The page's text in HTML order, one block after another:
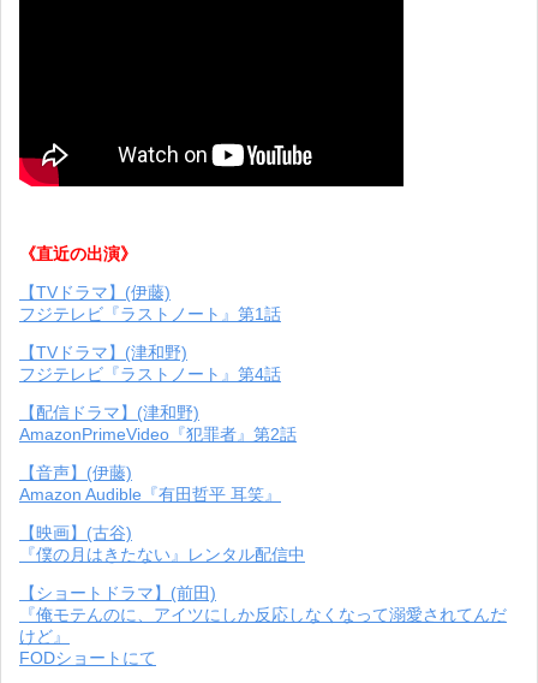
《直近の出演》
【TVドラマ】(伊藤)
フジテレビ『ラストノート』第1話
【TVドラマ】(津和野)
フジテレビ『ラストノート』第4話
【配信ドラマ】(津和野)
AmazonPrimeVideo『犯罪者』第2話
【音声】(伊藤)
Amazon Audible『有田哲平 耳笑』
【映画】(古谷)
『僕の月はきたない』レンタル配信中
【ショートドラマ】(前田)
『俺モテんのに、アイツにしか反応しなくなって溺愛されてんだ
けど』
FODショートにて